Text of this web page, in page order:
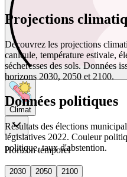
Climat
Horizon temporel
2030 2050
2100
Projections
Découvrez les projections
canicule, température estivale,
sécheresses des sols. Données
horizons 2030, 2050 et 2100.
Données politiques
Résultats des élections
législatives 2022. Couleur
politique, taux d'abstention.